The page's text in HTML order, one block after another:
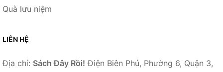
Quà lưu niệm
LIÊN HỆ
Địa chỉ: Sách Đây Rồi! Điện Biên Phủ, Phường 6, Quận 3,